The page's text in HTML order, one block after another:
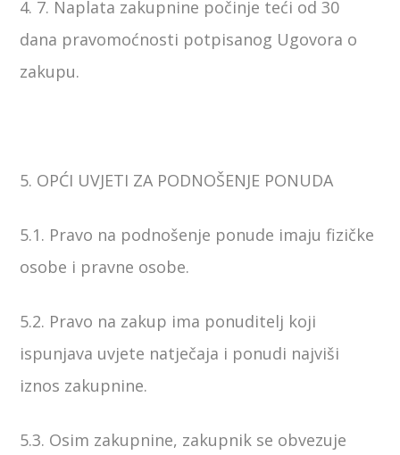
4. 7. Naplata zakupnine počinje teći od 30
dana pravomoćnosti potpisanog Ugovora o
zakupu.
5. OPĆI UVJETI ZA PODNOŠENJE PONUDA
5.1. Pravo na podnošenje ponude imaju fizičke
osobe i pravne osobe.
5.2. Pravo na zakup ima ponuditelj koji
ispunjava uvjete natječaja i ponudi najviši
iznos zakupnine.
5.3. Osim zakupnine, zakupnik se obvezuje